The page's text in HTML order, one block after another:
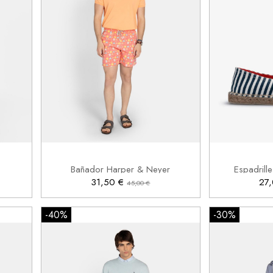
Bañador Harper & Neyer
31,50 €45,00 €
 Añadir al carrito 
-40% -30%